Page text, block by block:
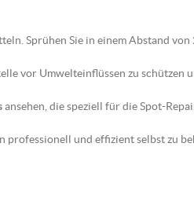
Sprühen Sie in einem Abstand
vor Umwelteinflüssen zu schützen
ansehen, die speziell für die Spot-
professionell und effizient selbst zu